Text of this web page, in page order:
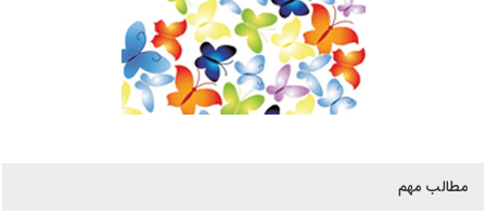
مطالب مهم